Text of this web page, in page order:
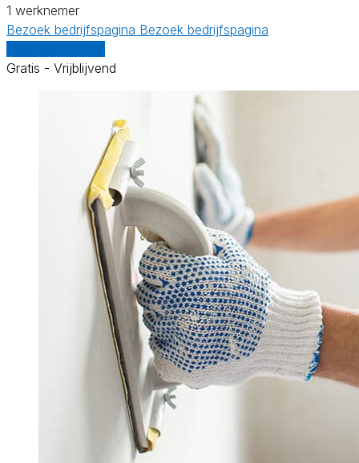
1 werknemer
Bezoek bedrijfspagina Bezoek bedrijfspagina
Gratis - Vrijblijvend